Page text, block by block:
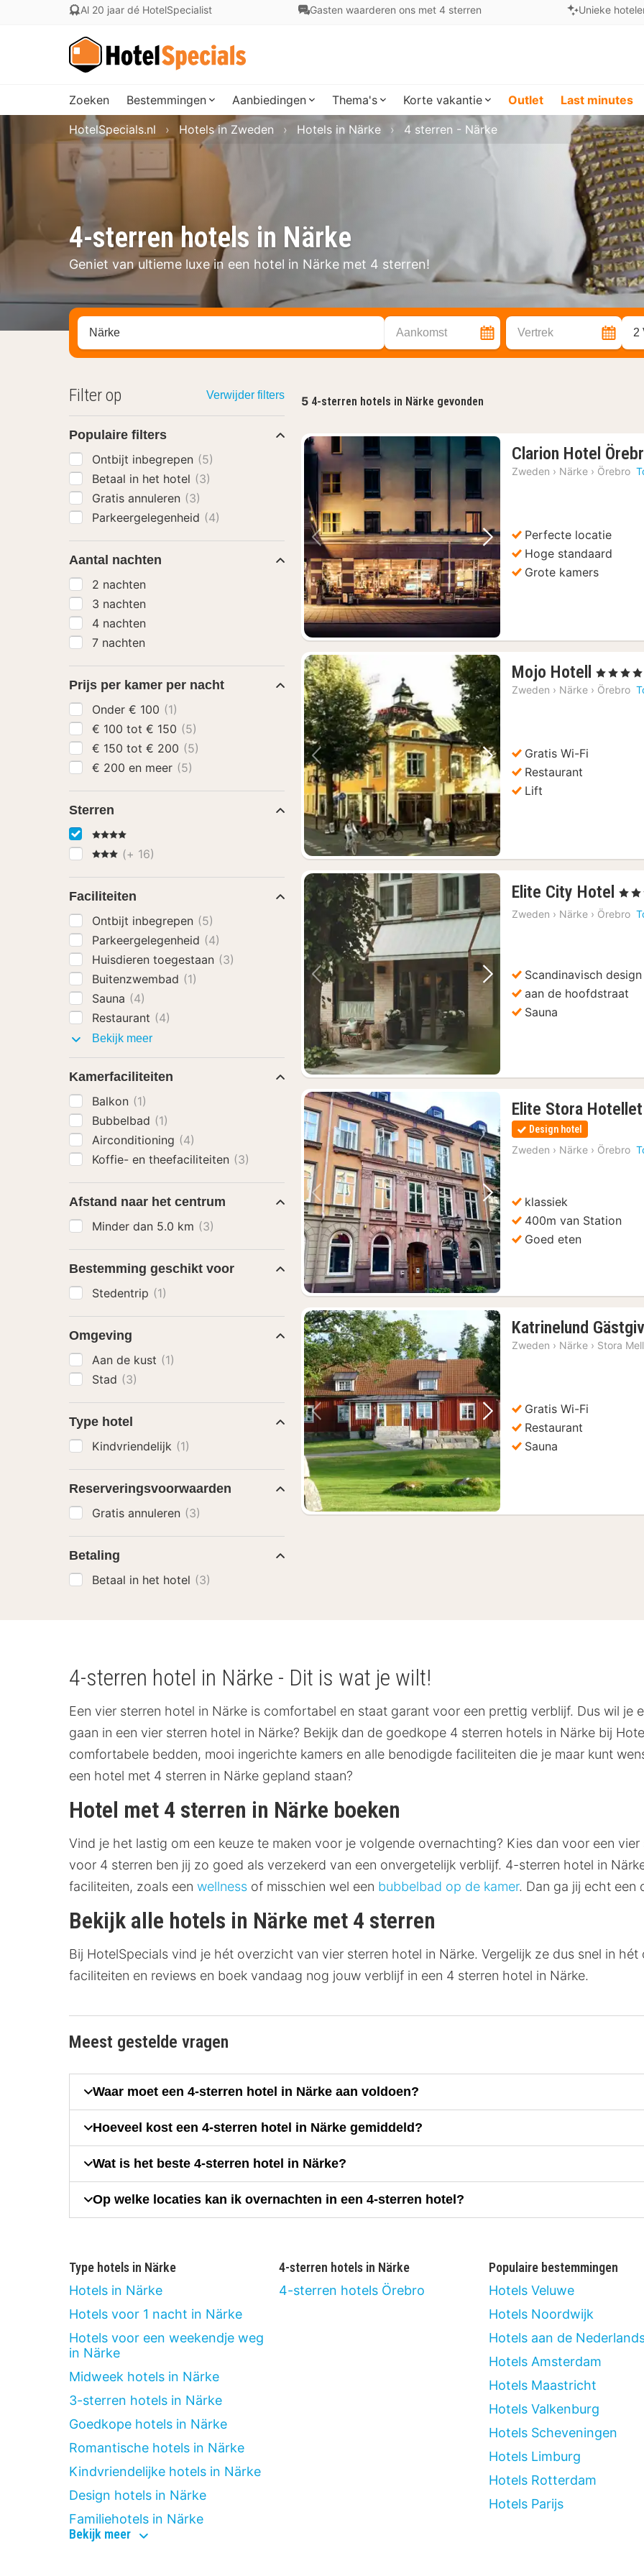
Al 20 jaar dé HotelSpecialist Gasten waarderen ons met 4 sterren Unieke
Zoeken Bestemmingen Aanbiedingen Thema's Korte vakantie Outlet Last minutes
4-sterren hotels in Närke
Geniet van ultieme luxe in een hotel in Närke met 4 sterren!
HotelSpecials.nl Hotels in Zweden Hotels in Närke 4 sterren - Närke
Zoek op hotel, regio of stad Aankomst Vertrek 2
5 4-sterren hotels in Närke gevonden
Vorige foto Volgende foto
Clarion Hotel
Zweden › Närke › Örebro
Perfecte locatie
Hoge standaard
Grote kamers
Vorige foto Volgende foto
Mojo Hotell
1
nacht
, 4 Sterren
Zweden › Närke › Örebro
Gratis Wi-Fi
Restaurant
Lift
Vorige foto Volgende foto
Elite City Hotel 1
, 4
Zweden › Närke › Örebro
Scandinavisch design
aan de hoofdstraat
Sauna
Vorige foto Volgende foto
Elite Stora
Design hotel
Zweden › Närke › Örebro
klassiek
400m van Station
Goed eten
Vorige foto Volgende foto
Katrinelund
Zweden › Närke › Stora
Gratis Wi-Fi
Restaurant
Sauna
Filter op Verwijder filters
Populaire filters
Ontbijt inbegrepen (5)
Betaal in het hotel (3)
Gratis annuleren (3)
Parkeergelegenheid (4)
Aantal nachten
2 nachten
3 nachten
4 nachten
7 nachten
Prijs per kamer per nacht
Onder € 100 (1)
€ 100 tot € 150 (5)
€ 150 tot € 200 (5)
€ 200 en meer (5)
Sterren
4 Sterren
3 Sterren
(+ 16)
Faciliteiten
Ontbijt inbegrepen (5)
Parkeergelegenheid (4)
Huisdieren toegestaan (3)
Buitenzwembad (1)
Sauna (4)
Restaurant (4)
Bekijk meerFaciliteiten
Kamerfaciliteiten
Balkon (1)
Bubbelbad (1)
Airconditioning (4)
Koffie- en theefaciliteiten (3)
Afstand naar het centrum
Minder dan 5.0 km (3)
Bestemming geschikt voor
Stedentrip (1)
Omgeving
Aan de kust (1)
Stad (3)
Type hotel
Kindvriendelijk (1)
Reserveringsvoorwaarden
Gratis annuleren (3)
Betaling
Betaal in het hotel (3)
4-sterren hotel in Närke - Dit is wat je wilt!
Een vier sterren hotel in Närke is comfortabel en staat garant voor een prettig verblijf. Dus wil je
gaan in een vier sterren hotel in Närke? Bekijk dan de goedkope 4 sterren hotels in Närke bij
comfortabele bedden, mooi ingerichte kamers en alle benodigde faciliteiten die je maar kunt
een hotel met 4 sterren in Närke gepland staan?
Hotel met 4 sterren in Närke boeken
Vind je het lastig om een keuze te maken voor je volgende overnachting? Kies dan voor een
voor 4 sterren ben jij zo goed als verzekerd van een onvergetelijk verblijf. 4-sterren hotel in
faciliteiten, zoals een wellness of misschien wel een bubbelbad op de kamer. Dan ga jij echt een
Bekijk alle hotels in Närke met 4 sterren
Bij HotelSpecials vind je hét overzicht van vier sterren hotel in Närke. Vergelijk ze dus snel in
faciliteiten en reviews en boek vandaag nog jouw verblijf in een 4 sterren hotel in Närke.
Meest gestelde vragen
Waar moet een 4-sterren hotel in Närke aan voldoen?
Hoeveel kost een 4-sterren hotel in Närke gemiddeld?
Wat is het beste 4-sterren hotel in Närke?
Op welke locaties kan ik overnachten in een 4-sterren hotel?
Type hotels in Närke
Hotels in Närke
Hotels voor 1 nacht in Närke
Hotels voor een weekendje weg
in Närke
Midweek hotels in Närke
3-sterren hotels in Närke
Goedkope hotels in Närke
Romantische hotels in Närke
Kindvriendelijke hotels in Närke
Design hotels in Närke
Familiehotels in Närke
Bekijk meertype
4-sterren hotels in Närke
4-sterren hotels Örebro
Populaire bestemmingen
Hotels Veluwe
Hotels Noordwijk
Hotels aan de
Hotels Amsterdam
Hotels Maastricht
Hotels Valkenburg
Hotels Scheveningen
Hotels Limburg
Hotels Rotterdam
Hotels Parijs